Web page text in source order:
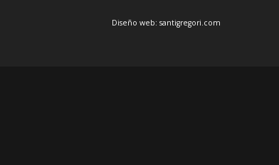
Diseño web: santigregori.com